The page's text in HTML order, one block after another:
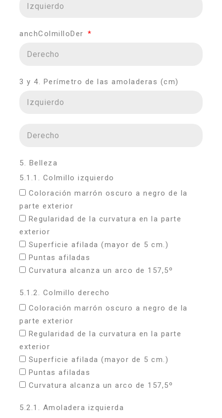
anchColmilloDer
3 y 4. Perímetro de las amoladeras (cm)
5. Belleza
5.1.1. Colmillo izquierdo
Coloración marrón oscuro a negro de la
parte exterior
Regularidad de la curvatura en la parte
exterior
Superficie afilada (mayor de 5 cm.)
Puntas afiladas
Curvatura alcanza un arco de 157,5º
5.1.2. Colmillo derecho
Coloración marrón oscuro a negro de la
parte exterior
Regularidad de la curvatura en la parte
exterior
Superficie afilada (mayor de 5 cm.)
Puntas afiladas
Curvatura alcanza un arco de 157,5º
5.2.1. Amoladera izquierda